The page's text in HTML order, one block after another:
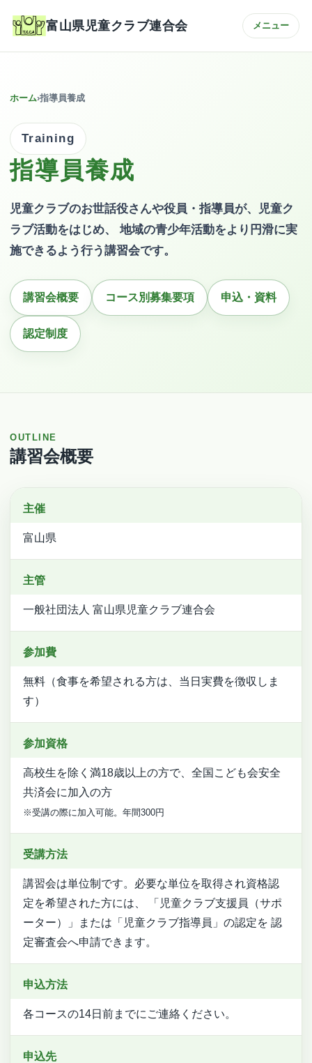
富山県児童クラブ連合会 メニュー
ホーム›指導員養成
Training
指導員養成
児童クラブのお世話役さんや役員・指導員が、児童ク
ラブ活動をはじめ、 地域の青少年活動をより円滑に実
施できるよう行う講習会です。
講習会概要 コース別募集要項 申込・資料
認定制度
OUTLINE
講習会概要
主催
富山県
主管
一般社団法人 富山県児童クラブ連合会
参加費
無料（食事を希望される方は、当日実費を徴収しま
す）
参加資格
高校生を除く満18歳以上の方で、全国こども会安全
共済会に加入の方
※受講の際に加入可能。年間300円
受講方法
講習会は単位制です。必要な単位を取得され資格認
定を希望された方には、 「児童クラブ支援員（サポ
ーター）」または「児童クラブ指導員」の認定を 認
定審査会へ申請できます。
申込方法
各コースの14日前までにご連絡ください。
申込先